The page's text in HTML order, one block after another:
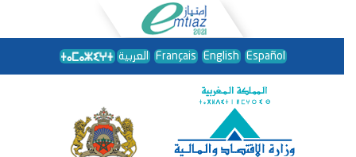
العربية Français English Español